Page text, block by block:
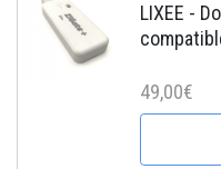
LIXEE -
49,00€